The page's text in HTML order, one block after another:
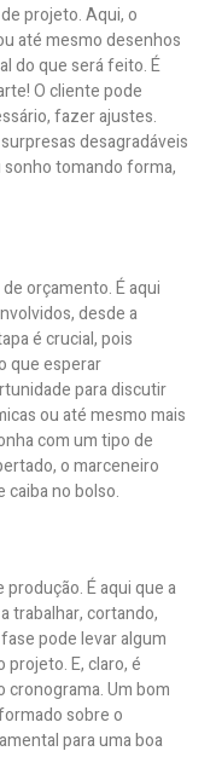
projeto. Aqui, o
até mesmo desenhos
do que será feito. É
O cliente pode
fazer ajustes.
desagradáveis
sonho tomando forma,
orçamento. É aqui
desde a
é crucial, pois
que esperar
para discutir
ou até mesmo mais
com um tipo de
o marceneiro
no bolso.
É aqui que a
trabalhar, cortando,
pode levar algum
E, claro, é
Um bom
sobre o
para uma boa